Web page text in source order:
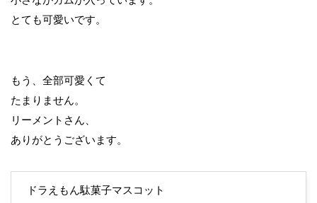
とても可愛いです。
もう、全部可愛くて
たまりません。
リーメントさん、
ありがとうございます。
ドラえもん駄菓子マスコット